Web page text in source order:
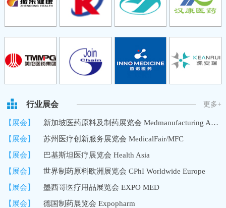
行业展会 更多+
【展会】
新加坡医药原料及制药展览会 Medmanufacturing Asia/MMA
【展会】
苏州医疗创新服务展览会 MedicalFair/MFC
【展会】
巴基斯坦医疗展览会 Health Asia
【展会】
世界制药原料欧洲展览会 CPhI Worldwide Europe
【展会】
墨西哥医疗用品展览会 EXPO MED
【展会】
德国制药展览会 Expopharm